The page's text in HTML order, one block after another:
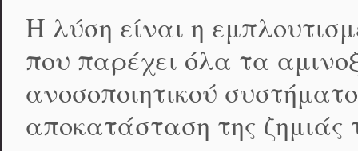
Η λύση είναι η
που παρέχει όλα τα
ανοσοποιητικού
αποκατάσταση της